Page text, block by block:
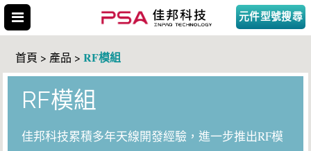
元件型號搜尋
首頁 > 產品 > RF模組
RF模組
佳邦科技累積多年天線開發經驗，進一步推出RF模